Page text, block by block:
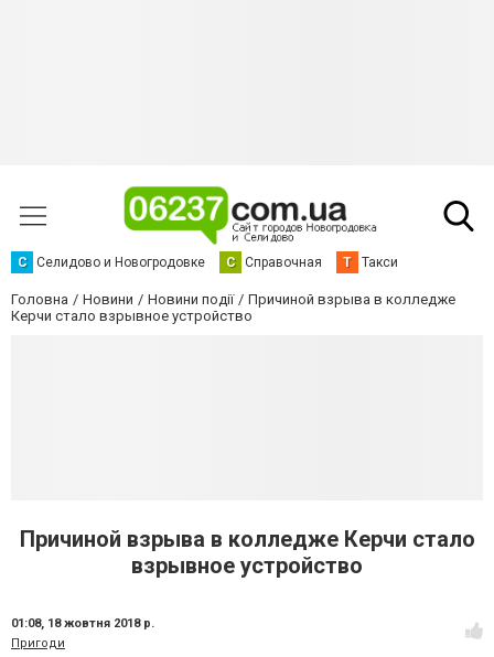
С Селидово и Новогродовке С Справочная Т Такси
Головна Новини Новини події
Причиной взрыва в колледже
Керчи стало взрывное устройство
Причиной взрыва в колледже Керчи стало
взрывное устройство
01:08, 18 жовтня 2018 р.
Пригоди